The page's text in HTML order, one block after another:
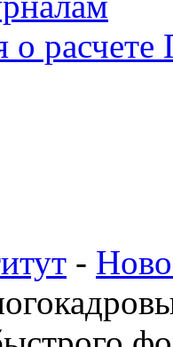
о
-